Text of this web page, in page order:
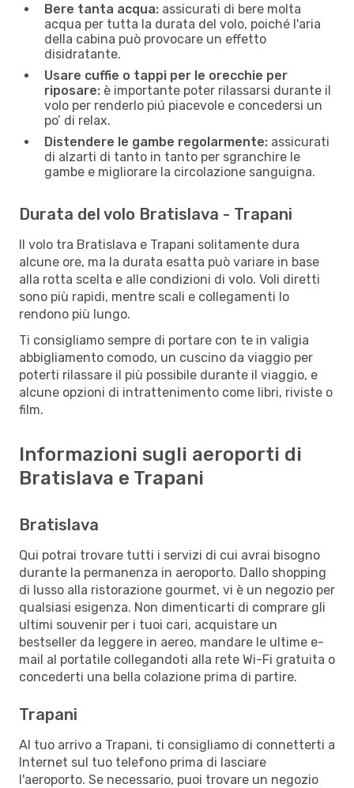
Bere tanta acqua: assicurati di bere molta
acqua per tutta la durata del volo, poiché l'aria
della cabina può provocare un effetto
disidratante.
Usare cuffie o tappi per le orecchie per
riposare: è importante poter rilassarsi durante il
volo per renderlo piú piacevole e concedersi un
po’ di relax.
Distendere le gambe regolarmente: assicurati
di alzarti di tanto in tanto per sgranchire le
gambe e migliorare la circolazione sanguigna.
Durata del volo Bratislava - Trapani
Il volo tra Bratislava e Trapani solitamente dura
alcune ore, ma la durata esatta può variare in base
alla rotta scelta e alle condizioni di volo. Voli diretti
sono più rapidi, mentre scali e collegamenti lo
rendono più lungo.
Ti consigliamo sempre di portare con te in valigia
abbigliamento comodo, un cuscino da viaggio per
poterti rilassare il più possibile durante il viaggio, e
alcune opzioni di intrattenimento come libri, riviste o
film.
Informazioni sugli aeroporti di
Bratislava e Trapani
Bratislava
Qui potrai trovare tutti i servizi di cui avrai bisogno
durante la permanenza in aeroporto. Dallo shopping
di lusso alla ristorazione gourmet, vi è un negozio per
qualsiasi esigenza. Non dimenticarti di comprare gli
ultimi souvenir per i tuoi cari, acquistare un
bestseller da leggere in aereo, mandare le ultime e-
mail al portatile collegandoti alla rete Wi-Fi gratuita o
concederti una bella colazione prima di partire.
Trapani
Al tuo arrivo a Trapani, ti consigliamo di connetterti a
Internet sul tuo telefono prima di lasciare
l'aeroporto. Se necessario, puoi trovare un negozio